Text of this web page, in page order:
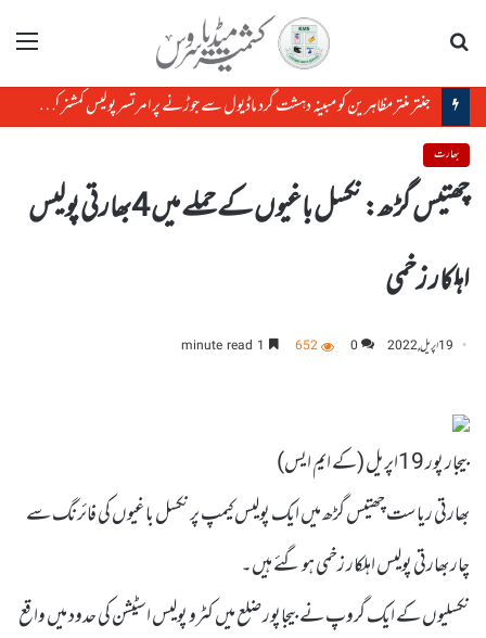
مینو
جنتر منتر مظاہرین کو مبینہ دہشت گرد ماڈیول سے جوڑنے پر امرتسر پولیس کمشنر کو ہٹا دیاگیا
بھارت
چھتیس گڑھ: نکسل باغیوں کے حملے میں 4بھارتی پولیس
اہلکار زخمی
19 اپریل, 2022 0
652
بیجار پور 19اپریل (کے ایم ایس)
بھارتی ریاست چھتیس گڑھ میں ایک پولیس کیمپ پر نکسل باغیوں کی فائرنگ سے
چار بھارتی پولیس اہلکار زخمی ہو گئے ہیں۔
نکسلیوں کے ایک گروپ نے بیجاپور ضلع میں کٹرو پولیس اسٹیشن کی حدود میں واقع